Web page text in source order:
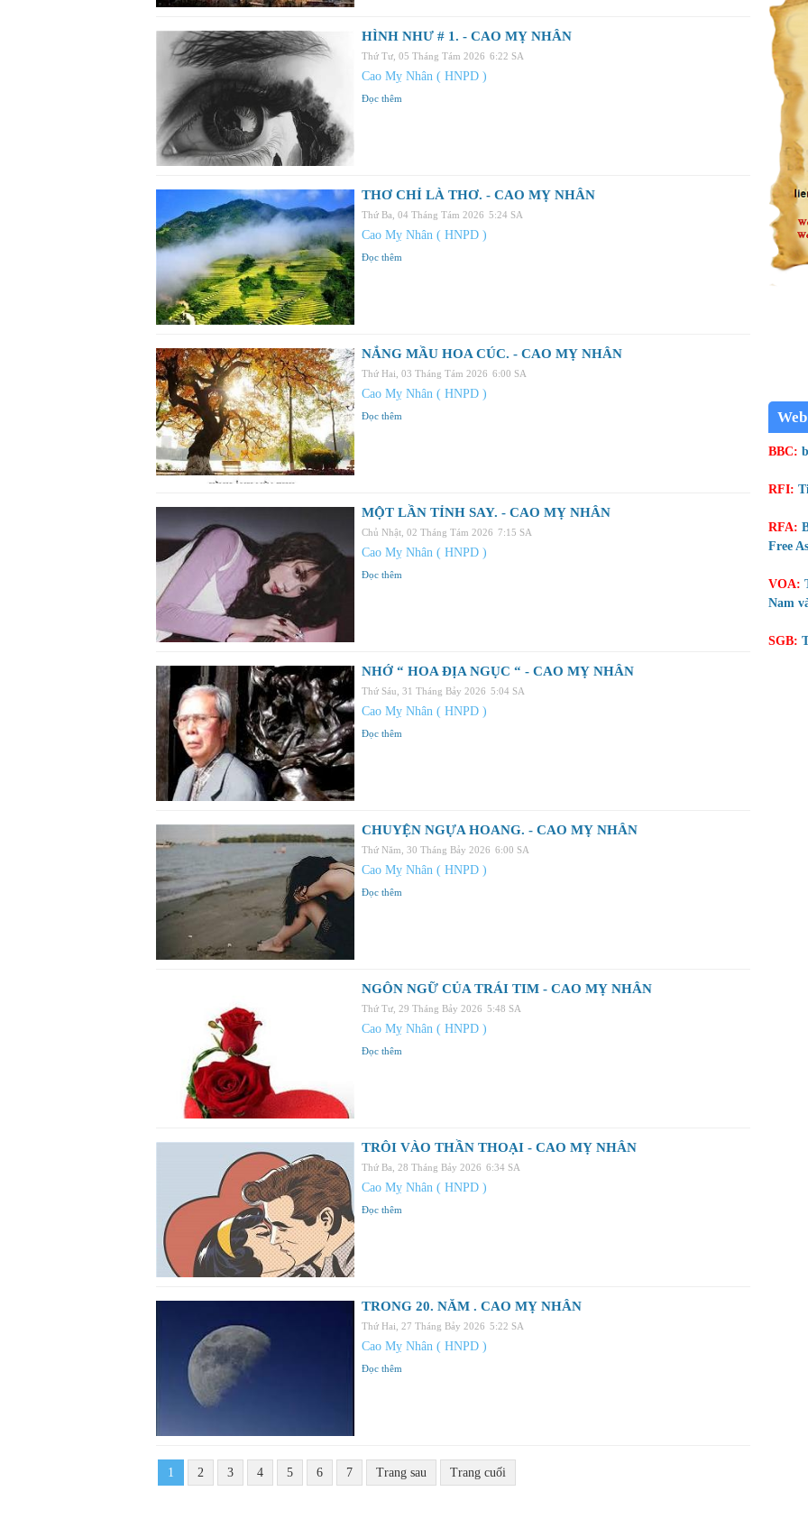
HÌNH NHƯ # 1. - CAO MỴ NHÂN
Thứ Tư, 05 Tháng Tám 2026 6:22 SA
Cao Mỵ Nhân ( HNPD )
Đọc thêm
THƠ CHỈ LÀ THƠ. - CAO MỴ NHÂN
Thứ Ba, 04 Tháng Tám 2026 5:24 SA
Cao Mỵ Nhân ( HNPD )
Đọc thêm
NẮNG MẦU HOA CÚC. - CAO MỴ NHÂN
Thứ Hai, 03 Tháng Tám 2026 6:00 SA
Cao Mỵ Nhân ( HNPD )
Đọc thêm
MỘT LẦN TỈNH SAY. - CAO MỴ NHÂN
Chủ Nhật, 02 Tháng Tám 2026 7:15 SA
Cao Mỵ Nhân ( HNPD )
Đọc thêm
NHỚ “ HOA ĐỊA NGỤC “ - CAO MỴ NHÂN
Thứ Sáu, 31 Tháng Bảy 2026 5:04 SA
Cao Mỵ Nhân ( HNPD )
Đọc thêm
CHUYỆN NGỰA HOANG. - CAO MỴ NHÂN
Thứ Năm, 30 Tháng Bảy 2026 6:00 SA
Cao Mỵ Nhân ( HNPD )
Đọc thêm
NGÔN NGỮ CỦA TRÁI TIM - CAO MỴ NHÂN
Thứ Tư, 29 Tháng Bảy 2026 5:48 SA
Cao Mỵ Nhân ( HNPD )
Đọc thêm
TRÔI VÀO THẦN THOẠI - CAO MỴ NHÂN
Thứ Ba, 28 Tháng Bảy 2026 6:34 SA
Cao Mỵ Nhân ( HNPD )
Đọc thêm
TRONG 20. NĂM . CAO MỴ NHÂN
Thứ Hai, 27 Tháng Bảy 2026 5:22 SA
Cao Mỵ Nhân ( HNPD )
Đọc thêm
1 2 3 4 5 6 7 Trang sau Trang cuối
BBC:
RFI:
RFA:
Free
VOA:
Nam
SGB: